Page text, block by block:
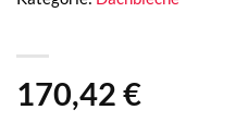
170,42 €